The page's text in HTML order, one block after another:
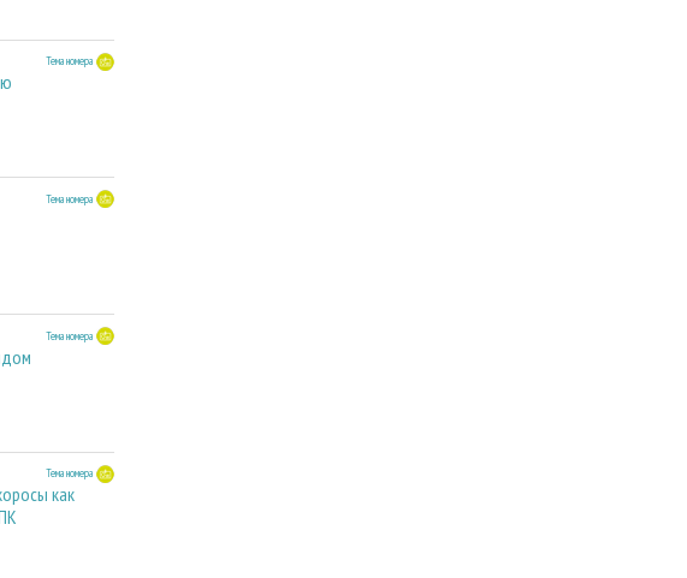
Тема номера
Тема номера
Тема номера
Тема номера
как